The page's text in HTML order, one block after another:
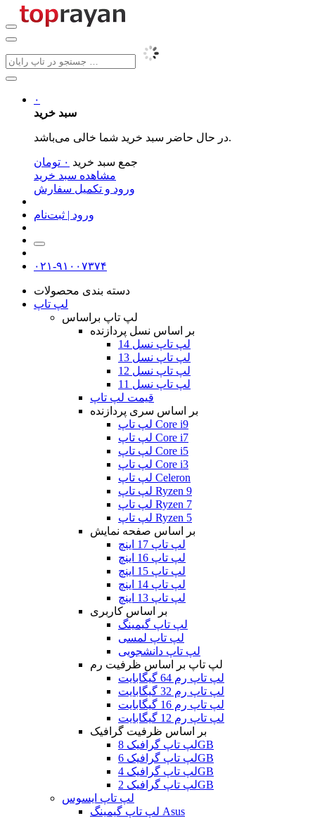
۰
سبد خرید
در حال حاضر سبد خرید شما خالی می‌باشد.
جمع سبد خرید ۰ تومان
مشاهده سبد خرید
ورود و تکمیل سفارش
ورود | ثبت‌نام
۰۲۱-۹۱۰۰۷۳۷۴
دسته بندی محصولات
لپ تاپ
لپ تاپ براساس
بر اساس نسل پردازنده
لپ تاپ نسل 14
لپ تاپ نسل 13
لپ تاپ نسل 12
لپ تاپ نسل 11
قیمت لپ تاپ
بر اساس سری پردازنده
لپ تاپ Core i9
لپ تاپ Core i7
لپ تاپ Core i5
لپ تاپ Core i3
لپ تاپ Celeron
لپ تاپ Ryzen 9
لپ تاپ Ryzen 7
لپ تاپ Ryzen 5
بر اساس صفحه نمایش
لپ تاپ 17 اینچ
لپ تاپ 16 اینچ
لپ تاپ 15 اینچ
لپ تاپ 14 اینچ
لپ تاپ 13 اینچ
بر اساس کاربری
لپ تاپ گیمینگ
لپ تاپ لمسی
لپ تاپ دانشجویی
لپ تاپ بر اساس ظرفیت رم
لپ تاپ رم 64 گیگابایت
لپ تاپ رم 32 گیگابایت
لپ تاپ رم 16 گیگابایت
لپ تاپ رم 12 گیگابایت
بر اساس ظرفیت گرافیک
لپ تاپ گرافیک 8GB
لپ تاپ گرافیک 6GB
لپ تاپ گرافیک 4GB
لپ تاپ گرافیک 2GB
لپ تاپ ایسوس
لپ تاپ گیمینگ Asus